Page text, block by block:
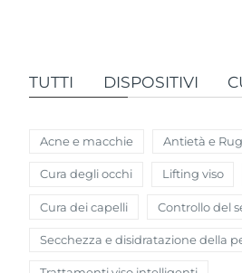
TUTTI DISPOSITIVI
Acne e macchie Antietà e
Cura degli occhi Lifting viso
Cura dei capelli Controllo del
Secchezza e disidratazione della
Terapia a luce rossa
Francia
Germania
Canada